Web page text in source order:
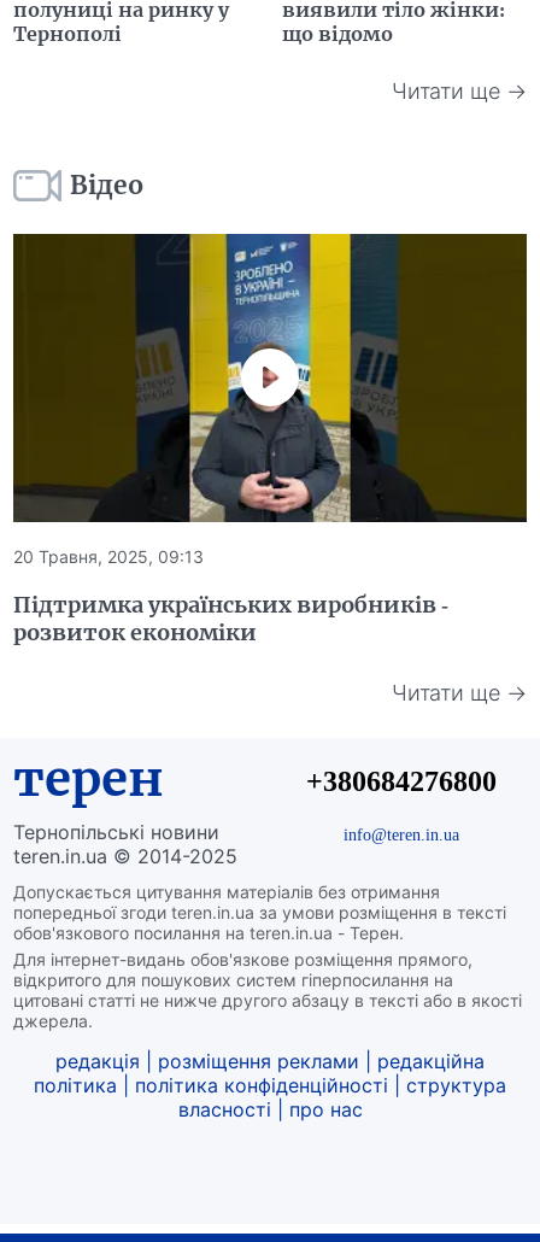
полуниці на ринку у
Тернополі
виявили тіло жінки:
що відомо
Читати ще →
Відео
20 Травня, 2025, 09:13
Підтримка українських виробників -
розвиток економіки
Читати ще →
терен
Тернопільські новини
teren.in.ua © 2014-2025
Допускається цитування матеріалів без отримання
попередньої згоди teren.in.ua за умови розміщення в тексті
обов'язкового посилання на teren.in.ua - Терен.
Для інтернет-видань обов'язкове розміщення прямого,
відкритого для пошукових систем гіперпосилання на
цитовані статті не нижче другого абзацу в тексті або в якості
джерела.
+380684276800
info@teren.in.ua
редакція розміщення реклами
редакційна
політика
політика конфіденційності
структура
власності
про нас